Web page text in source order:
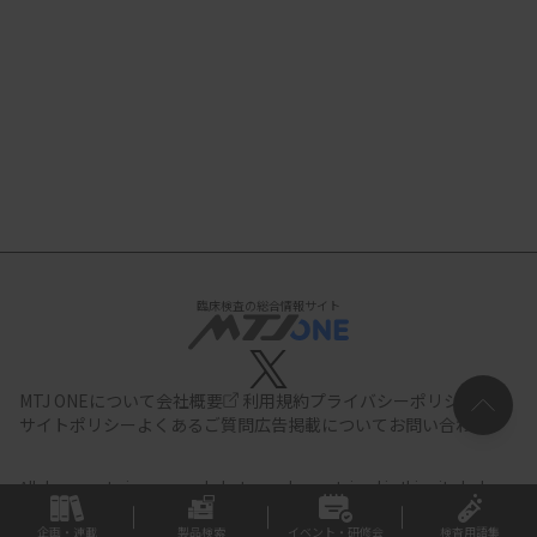
臨床検査の総合情報サイト
MTJ ONEについて会社概要 利用規約プライバシーポリシー
サイトポリシー よくあるご質問広告掲載について お問い合わせ
All documents,images and photographs contained in this site belong
to JIHO,Inc.
Use of these documents, images and photographs is
strictly prohibited.Copyright (C) JIHO,Inc.
企画・連載 製品検索 イベント・研修会 検査用語集